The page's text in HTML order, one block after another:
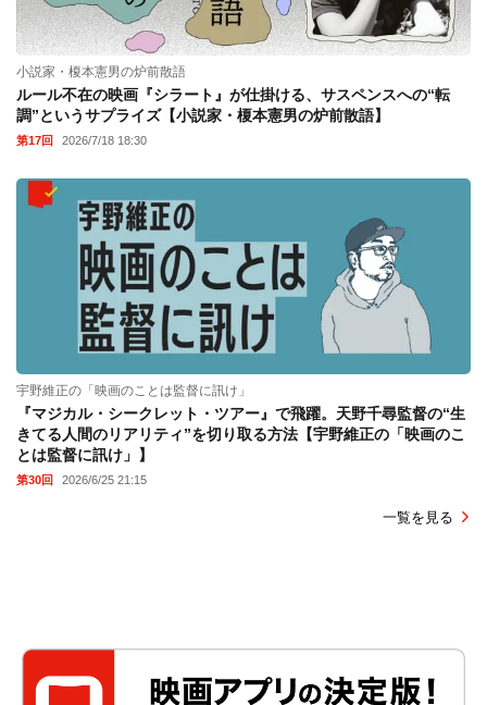
小説家・榎本憲男の炉前散語
ルール不在の映画『シラート』が仕掛ける、サスペンスへの“転
調”というサプライズ【小説家・榎本憲男の炉前散語】
第17回 2026/7/18 18:30
宇野維正の「映画のことは監督に訊け」
『マジカル・シークレット・ツアー』で飛躍。天野千尋監督の“生
きてる人間のリアリティ”を切り取る方法【宇野維正の「映画のこ
とは監督に訊け」】
第30回 2026/6/25 21:15
一覧を見る